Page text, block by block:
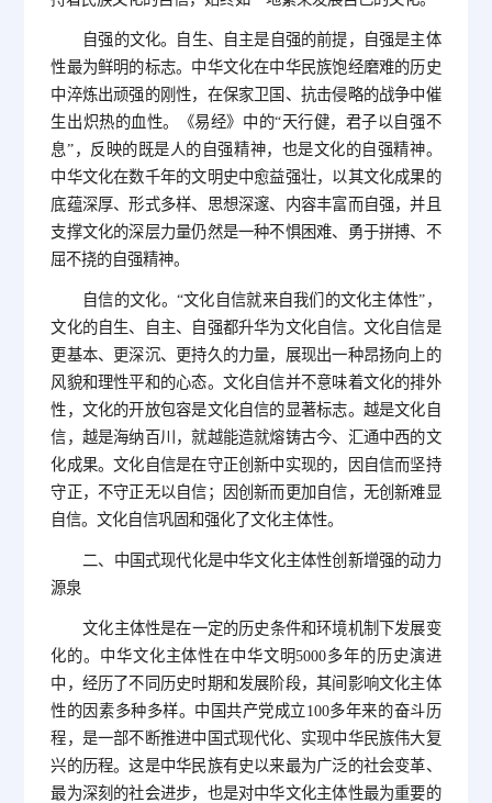
自强的文化。自生、自主是自强的前提，自强是主体
性最为鲜明的标志。中华文化在中华民族饱经磨难的历史
中淬炼出顽强的刚性，在保家卫国、抗击侵略的战争中催
生出炽热的血性。《易经》中的“天行健，君子以自强不
息”，反映的既是人的自强精神，也是文化的自强精神。
中华文化在数千年的文明史中愈益强壮，以其文化成果的
底蕴深厚、形式多样、思想深邃、内容丰富而自强，并且
支撑文化的深层力量仍然是一种不惧困难、勇于拼搏、不
屈不挠的自强精神。
自信的文化。“文化自信就来自我们的文化主体性”，
文化的自生、自主、自强都升华为文化自信。文化自信是
更基本、更深沉、更持久的力量，展现出一种昂扬向上的
风貌和理性平和的心态。文化自信并不意味着文化的排外
性，文化的开放包容是文化自信的显著标志。越是文化自
信，越是海纳百川，就越能造就熔铸古今、汇通中西的文
化成果。文化自信是在守正创新中实现的，因自信而坚持
守正，不守正无以自信；因创新而更加自信，无创新难显
自信。文化自信巩固和强化了文化主体性。
二、中国式现代化是中华文化主体性创新增强的动力
源泉
文化主体性是在一定的历史条件和环境机制下发展变
化的。中华文化主体性在中华文明5000多年的历史演进
中，经历了不同历史时期和发展阶段，其间影响文化主体
性的因素多种多样。中国共产党成立100多年来的奋斗历
程，是一部不断推进中国式现代化、实现中华民族伟大复
兴的历程。这是中华民族有史以来最为广泛的社会变革、
最为深刻的社会进步，也是对中华文化主体性最为重要的